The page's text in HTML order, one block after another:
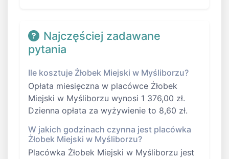
Najczęściej zadawane
pytania
Ile kosztuje Żłobek Miejski w Myśliborzu?
Opłata miesięczna w placówce Żłobek
Miejski w Myśliborzu wynosi 1 376,00 zł.
Dzienna opłata za wyżywienie to 8,60 zł.
W jakich godzinach czynna jest placówka
Żłobek Miejski w Myśliborzu?
Placówka Żłobek Miejski w Myśliborzu jest